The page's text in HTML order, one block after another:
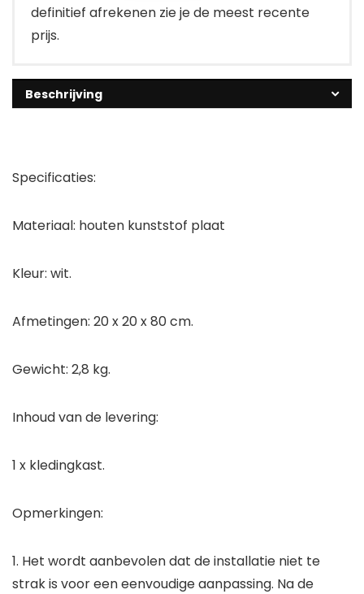
definitief afrekenen zie je de meest recente
prijs.
Beschrijving
Specificaties:
Materiaal: houten kunststof plaat
Kleur: wit.
Afmetingen: 20 x 20 x 80 cm.
Gewicht: 2,8 kg.
Inhoud van de levering:
1 x kledingkast.
Opmerkingen:
1. Het wordt aanbevolen dat de installatie niet te
strak is voor een eenvoudige aanpassing. Na de